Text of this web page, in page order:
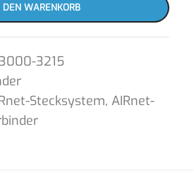
DEN WARENKORB
3215
Stecksystem, AIRnet-